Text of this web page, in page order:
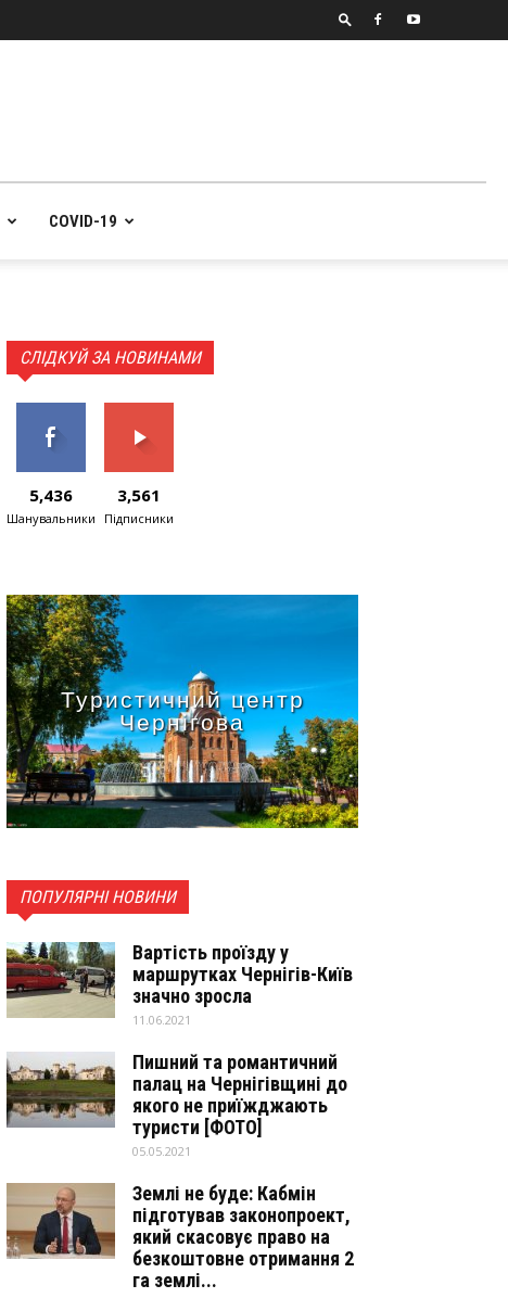
COVID-19
СЛІДКУЙ ЗА НОВИНАМИ
5,436
Шанувальники
3,561
Підписники
Туристичний центр
Чернігова
ПОПУЛЯРНІ НОВИНИ
Вартість проїзду у
маршрутках Чернігів-Київ
значно зросла
11.06.2021
Пишний та романтичний
палац на Чернігівщині до
якого не приїжджають
туристи [ФОТО]
05.05.2021
Землі не буде: Кабмін
підготував законопроект,
який скасовує право на
безкоштовне отримання 2
га землі...